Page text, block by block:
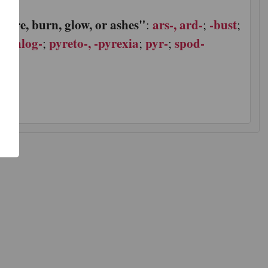
"fire, burn, glow, or ashes": ars-, ard-; -bust;
phlog-; pyreto-, -pyrexia; pyr-; spod-